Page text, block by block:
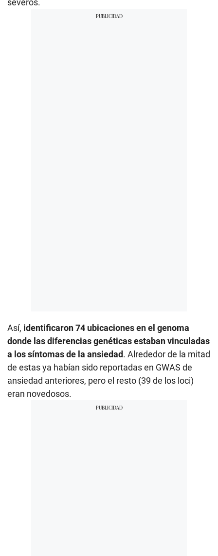
Así, identificaron 74 ubicaciones en el genoma
donde las diferencias genéticas estaban vinculadas
a los síntomas de la ansiedad. Alrededor de la mitad
de estas ya habían sido reportadas en GWAS de
ansiedad anteriores, pero el resto (39 de los loci)
eran novedosos.